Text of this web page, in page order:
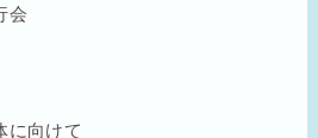
会
向けて